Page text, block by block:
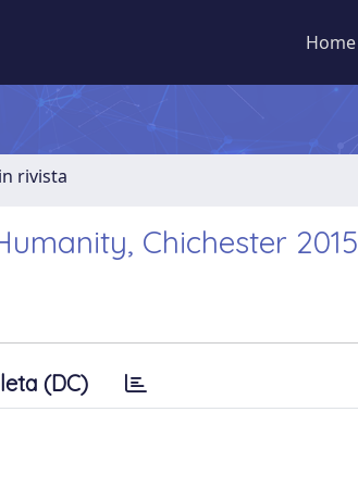
Home
rivista
Chichester 2015
(DC)